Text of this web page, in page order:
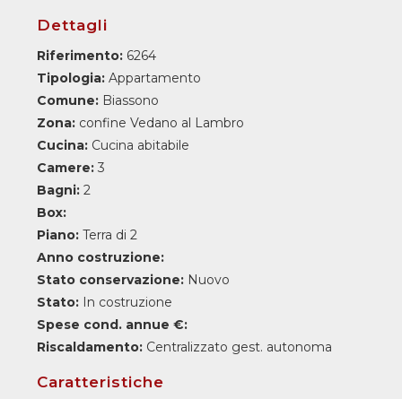
Dettagli
Riferimento: 6264
Tipologia: Appartamento
Comune: Biassono
Zona: confine Vedano al Lambro
Cucina: Cucina abitabile
Camere: 3
Bagni: 2
Box:
Piano: Terra di 2
Anno costruzione:
Stato conservazione: Nuovo
Stato: In costruzione
Spese cond. annue €:
Riscaldamento: Centralizzato gest. autonoma
Caratteristiche